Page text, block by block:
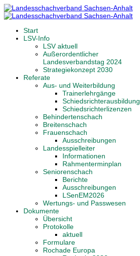
Start
LSV-Info
LSV aktuell
Außerordentlicher
Landesverbandstag 2024
Strategiekonzept 2030
Referate
Aus- und Weiterbildung
Trainerlehrgänge
Schiedsrichterausbildung
Schiedsrichterlizenzen
Behindertenschach
Breitenschach
Frauenschach
Ausschreibungen
Landesspielleiter
Informationen
Rahmenterminplan
Seniorenschach
Berichte
Ausschreibungen
LSenEM2026
Wertungs- und Passwesen
Dokumente
Übersicht
Protokolle
aktuell
Formulare
Rochade Europa